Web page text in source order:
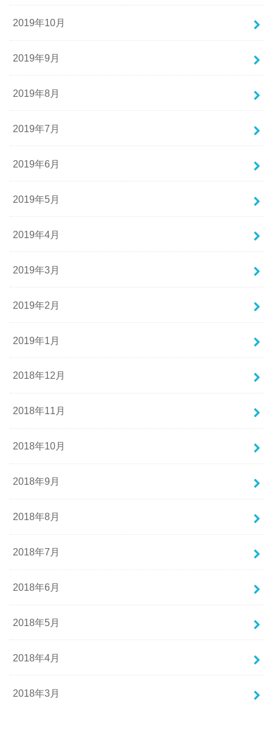
2019年10月
2019年9月
2019年8月
2019年7月
2019年6月
2019年5月
2019年4月
2019年3月
2019年2月
2019年1月
2018年12月
2018年11月
2018年10月
2018年9月
2018年8月
2018年7月
2018年6月
2018年5月
2018年4月
2018年3月